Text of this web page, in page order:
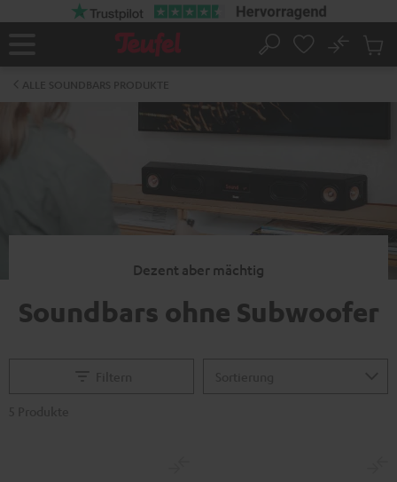
Startseite
Suche
No
Dezent aber mächtig
Soundbars ohne Subwoofer